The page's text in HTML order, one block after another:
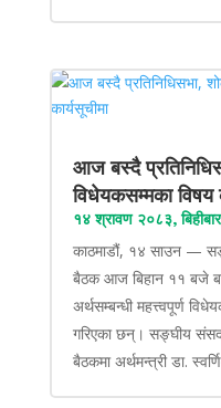
आज बस्दै
विधेयकसम्मका विषय
१४ श्रावण २०८३, बिहीबार
काठमाडौं, १४ साउन —
बैठक आज बिहान ११ बजे
अर्थसम्बन्धी महत्त्वपूर्ण
गरिएका छन्। सङ्घीय
बैठकमा अर्थमन्त्री डा.